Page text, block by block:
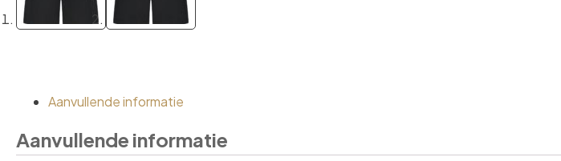
Aanvullende informatie
Aanvullende informatie